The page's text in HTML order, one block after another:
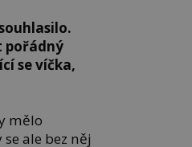
pořádný
se víčka,
mělo
ale bez něj